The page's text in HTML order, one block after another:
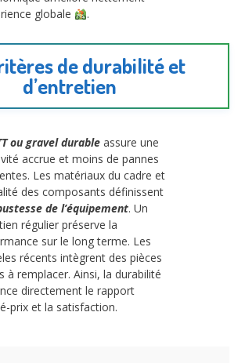
globale
.
de durabilité et
d’entretien
ou gravel durable assure une
accrue et moins de pannes
Les matériaux du cadre et
des composants définissent
de l’équipement. Un
régulier préserve la
sur le long terme. Les
récents intègrent des pièces
à remplacer. Ainsi, la durabilité
directement le rapport
prix et la satisfaction.